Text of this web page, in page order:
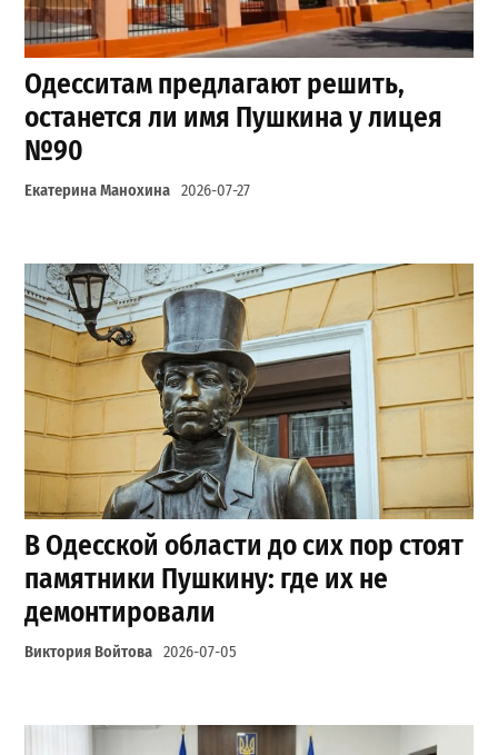
Одесситам предлагают решить,
останется ли имя Пушкина у лицея
№90
Екатерина Манохина 2026-07-27
В Одесской области до сих пор стоят
памятники Пушкину: где их не
демонтировали
Виктория Войтова 2026-07-05